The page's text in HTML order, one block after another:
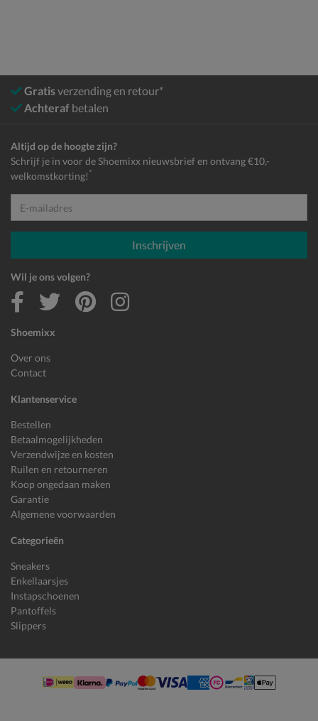
Gratisverzending en retour*
Achteraf betalen
Shoemixx
Over ons
Contact
Klantenservice
Bestellen
Betaalmogelijkheden
Verzendwijze en kosten
Ruilen en retourneren
Koop ongedaan maken
Garantie
Algemene voorwaarden
Categorieën
Sneakers
Enkellaarsjes
Instapschoenen
Pantoffels
Slippers
Altijd op de hoogte zijn?
Schrijf je in voor de Shoemixx nieuwsbrief en ontvang €10,-
welkomstkorting! *
E-mailadres
Inschrijven
Wil je ons volgen?